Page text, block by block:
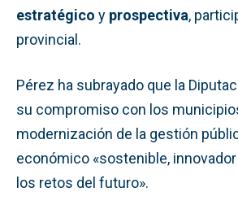
estratégico y prospectiva,
provincial.
Pérez ha subrayado que la
su compromiso con los
modernización de la gestión
económico «sostenible,
los retos del futuro».